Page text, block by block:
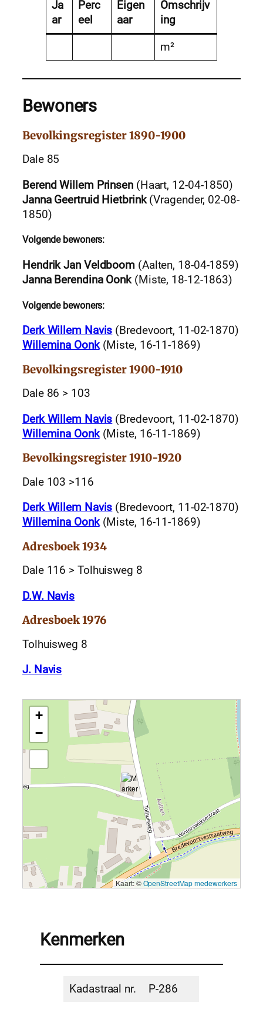
Ja
ar
Perc
eel
Eigen
aar
Omschrijv
ing
m²
Bewoners
Bevolkingsregister 1890-1900
Dale 85
Berend Willem Prinsen(Haart, 12-04-1850)
Janna Geertruid Hietbrink(Vragender, 02-08-
1850)
Volgende bewoners:
Hendrik Jan Veldboom (Aalten, 18-04-1859)
Janna Berendina Oonk(Miste, 18-12-1863)
Volgende bewoners:
Derk Willem Navis (Bredevoort, 11-02-1870)
Willemina Oonk(Miste, 16-11-1869)
Bevolkingsregister 1900-1910
Dale 86 > 103
Derk Willem Navis (Bredevoort, 11-02-1870)
Willemina Oonk(Miste, 16-11-1869)
Bevolkingsregister 1910-1920
Dale 103 >116
Derk Willem Navis (Bredevoort, 11-02-1870)
Willemina Oonk(Miste, 16-11-1869)
Adresboek 1934
Dale 116 > Tolhuisweg 8
D.W. Navis
Adresboek 1976
Tolhuisweg 8
J. Navis
+
−
Kaart: ©OpenStreetMap medewerkers
Kenmerken
Kadastraal nr.
P-286